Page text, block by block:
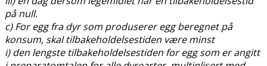
på null.
c) For egg fra dyr som produserer egg beregnet på
konsum, skal tilbakeholdelsestiden være minst
i) den lengste tilbakeholdelsestiden for egg som er angitt